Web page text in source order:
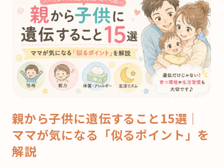
親から子供に遺伝すること15選｜
ママが気になる「似るポイント」を
解説